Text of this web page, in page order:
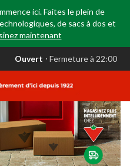
ici. Faites le plein de
de sacs à dos et
maintenant
votre
est
AB,
Ouvert,
Fermeture
à
22:00
Ouvert ⋅ Fermeture à 22:00